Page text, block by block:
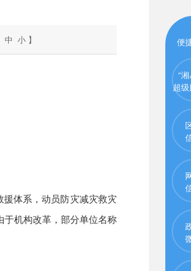
中 小 】
体系，动员防灾减灾救灾
机构改革，部分单位名称
便
“
超